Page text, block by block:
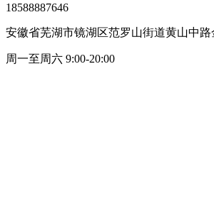
18588887646
安徽省芜湖市镜湖区范罗山街道黄山中路
周一至周六 9:00-20:00